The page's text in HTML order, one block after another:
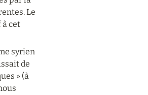
Le
à cet
syrien
de
» (à